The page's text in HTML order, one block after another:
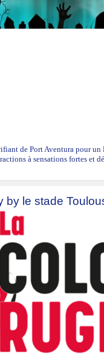
de Port Aventura pour un
à sensations fortes et
by le stade